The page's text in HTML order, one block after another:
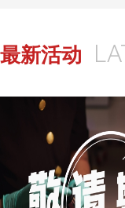
最新活动